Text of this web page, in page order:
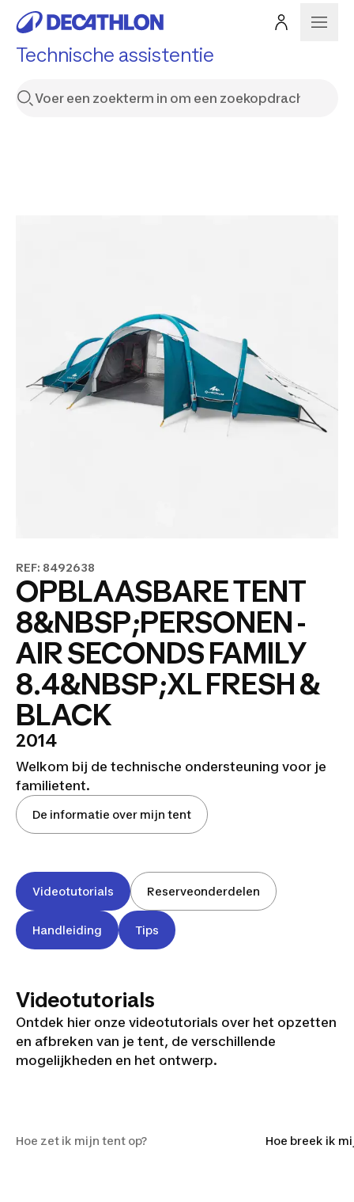
Technische assistentie
REF: 8492638
OPBLAASBARE TENT
8&NBSP;PERSONEN -
AIR SECONDS FAMILY
8.4&NBSP;XL FRESH &
BLACK
2014
Welkom bij de technische ondersteuning voor je
familietent.
De informatie over mijn tent
Videotutorials Reserveonderdelen
Handleiding Tips
Videotutorials
Ontdek hier onze videotutorials over het opzetten
en afbreken van je tent, de verschillende
mogelijkheden en het ontwerp.
Hoe zet ik mijn tent op? Hoe breek ik